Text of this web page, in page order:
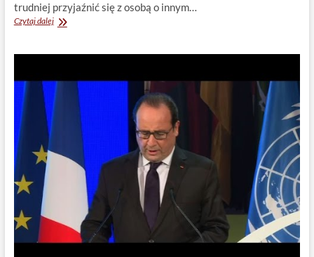
trudniej przyjaźnić się z osobą o innym…
Czytaj dalejPomiędzy